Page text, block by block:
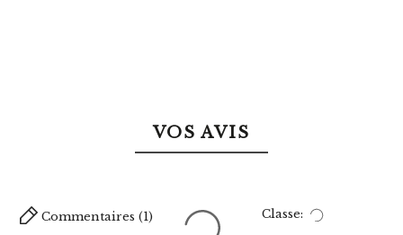
VOS AVIS
Commentaires (1) Classe: